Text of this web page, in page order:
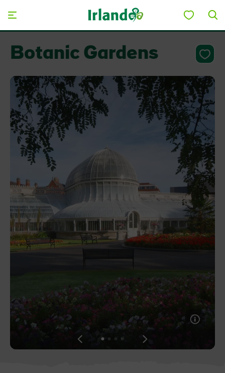
Blarney Castle
Game of Thrones
Studiotour
Botanic Gardens
View
slide
View
slide
View
slide
View
slide